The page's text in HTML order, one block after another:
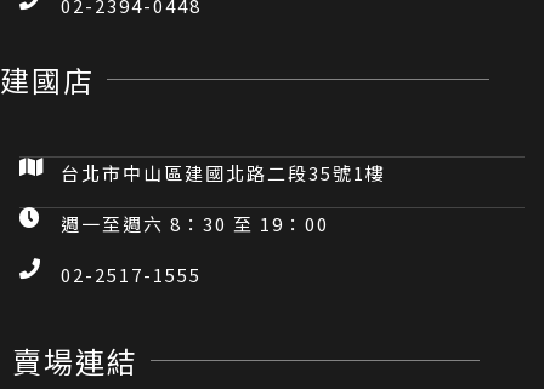
建國店
台北市中山區建國北路二段35號1樓
週一至週六 8：30 至 19：00
02-2517-1555
賣場連結